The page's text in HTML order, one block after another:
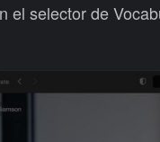
el selector de